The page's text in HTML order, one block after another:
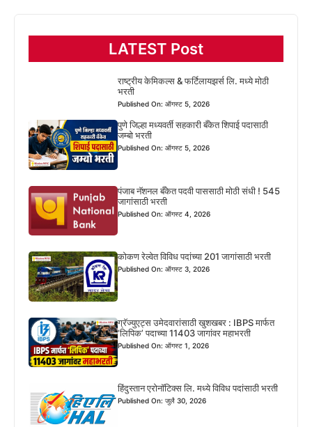
LATEST Post
राष्ट्रीय केमिकल्स & फर्टिलायझर्स लि. मध्ये मोठी
भरती
Published On: ऑगस्ट 5, 2026
पुणे जिल्हा मध्यवर्ती सहकारी बँकेत शिपाई पदासाठी
जम्बो भरती
Published On: ऑगस्ट 5, 2026
पंजाब नॅशनल बँकेत पदवी पाससाठी मोठी संधी ! 545
जागांसाठी भरती
Published On: ऑगस्ट 4, 2026
कोकण रेल्वेत विविध पदांच्या 201 जागांसाठी भरती
Published On: ऑगस्ट 3, 2026
ग्रॅज्युएट्स उमेदवारांसाठी खुशखबर : IBPS मार्फत
‘लिपिक’ पदाच्या 11403 जागांवर महाभरती
Published On: ऑगस्ट 1, 2026
हिंदुस्तान एरोनॉटिक्स लि. मध्ये विविध पदांसाठी भरती
Published On: जुलै 30, 2026